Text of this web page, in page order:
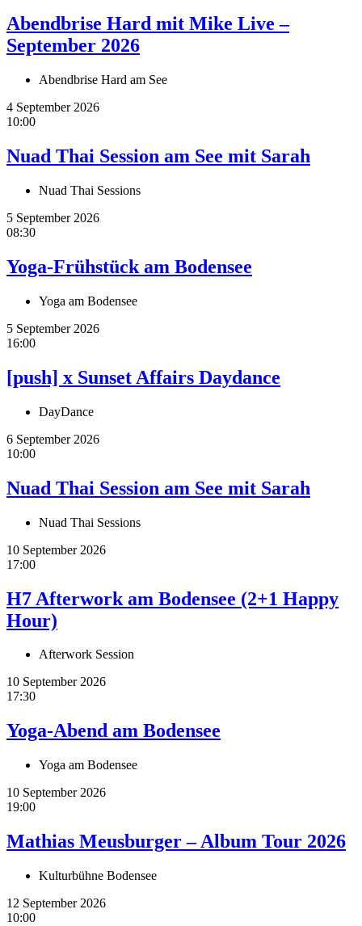
Abendbrise Hard mit Mike Live –
September 2026
Abendbrise Hard am See
4 September 2026
10:00
Nuad Thai Session am See mit Sarah
Nuad Thai Sessions
5 September 2026
08:30
Yoga-Frühstück am Bodensee
Yoga am Bodensee
5 September 2026
16:00
[push] x Sunset Affairs Daydance
DayDance
6 September 2026
10:00
Nuad Thai Session am See mit Sarah
Nuad Thai Sessions
10 September 2026
17:00
H7 Afterwork am Bodensee (2+1 Happy
Hour)
Afterwork Session
10 September 2026
17:30
Yoga-Abend am Bodensee
Yoga am Bodensee
10 September 2026
19:00
Mathias Meusburger – Album Tour 2026
Kulturbühne Bodensee
12 September 2026
10:00